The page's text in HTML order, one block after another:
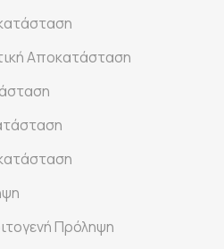
Αποκατάσταση
Πρόληψη